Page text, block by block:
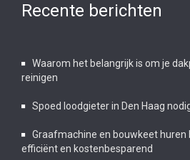
Recente berichten
Waarom het belangrijk is om je
reinigen
Spoed loodgieter in Den Haag
Graafmachine en bouwkeet huren
efficiënt en kostenbesparend